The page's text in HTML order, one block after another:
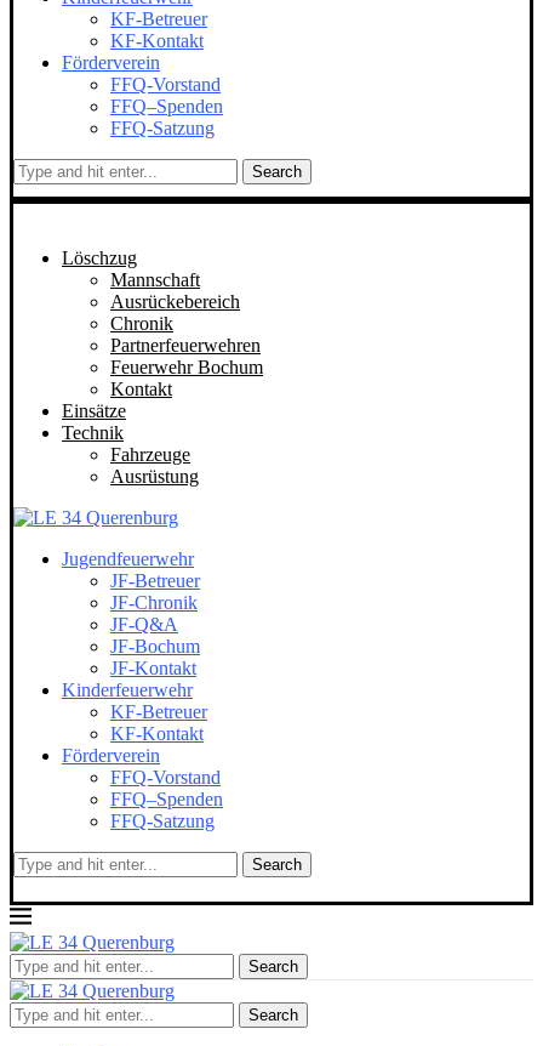
KF-Betreuer
KF-Kontakt
Förderverein
FFQ-Vorstand
FFQ–Spenden
FFQ-Satzung
Search
Löschzug
Mannschaft
Ausrückebereich
Chronik
Partnerfeuerwehren
Feuerwehr Bochum
Kontakt
Einsätze
Technik
Fahrzeuge
Ausrüstung
Jugendfeuerwehr
JF-Betreuer
JF-Chronik
JF-Q&A
JF-Bochum
JF-Kontakt
Kinderfeuerwehr
KF-Betreuer
KF-Kontakt
Förderverein
FFQ-Vorstand
FFQ–Spenden
FFQ-Satzung
Search
Search
Search